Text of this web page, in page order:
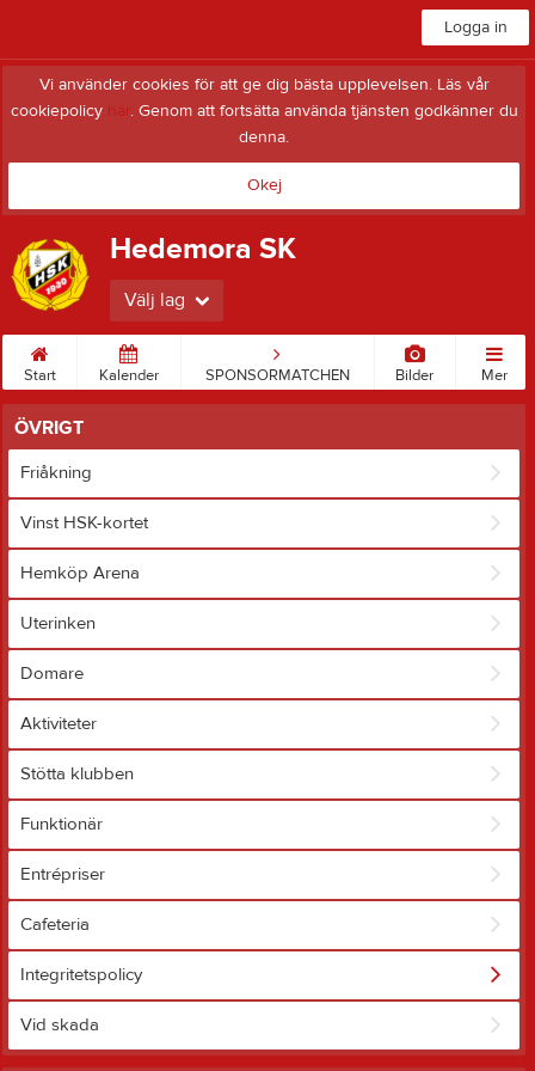
Logga in
Vi använder cookies för att ge dig bästa upplevelsen. Läs vår
cookiepolicy här. Genom att fortsätta använda tjänsten godkänner du
denna.
Okej
Hedemora SK
Välj lag
Start Kalender SPONSORMATCHEN Bilder Mer
ÖVRIGT
Friåkning
Vinst HSK-kortet
Hemköp Arena
Uterinken
Domare
Aktiviteter
Stötta klubben
Funktionär
Entrépriser
Cafeteria
Integritetspolicy
Vid skada